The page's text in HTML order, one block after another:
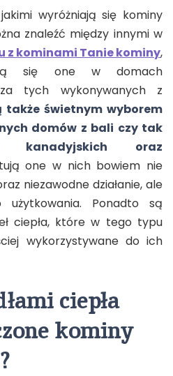
wyróżniają się kominy
znaleźć między innymi w
z kominami Tanie kominy,
się one w domach
tych wykonywanych z
także świetnym wyborem
domów z bali czy tak
kanadyjskich oraz
one w nich bowiem nie
niezawodne działanie, ale
użytkowania. Ponadto są
ciepła, które w tego typu
wykorzystywane do ich
ciepła
kominy